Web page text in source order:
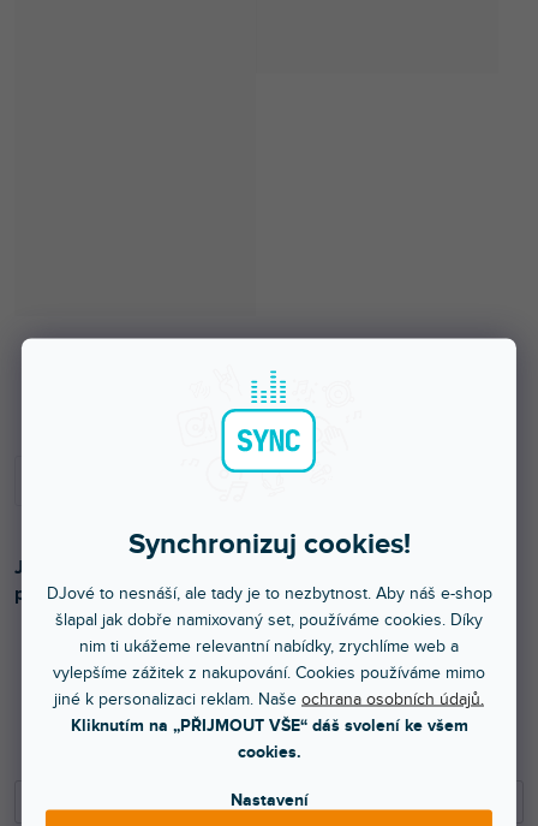
Synchronizuj cookies!
DJové to nesnáší, ale tady je to nezbytnost. Aby náš e-shop
šlapal jak dobře namixovaný set, používáme cookies. Díky
nim ti ukážeme relevantní nabídky, zrychlíme web a
vylepšíme zážitek z nakupování. Cookies používáme mimo
jiné k personalizaci reklam. Naše ochrana osobních údajů.
Kliknutím na „PŘIJMOUT VŠE“ dáš svolení ke všem
cookies.
Nastavení
2 499 Kč
2 065 Kč bez DPH
Skladem na prodejně
Je lehký LED světelný efekt vytvářející velké pole paprsků
pokrývajících střední až velký taneční parket nebo strop.